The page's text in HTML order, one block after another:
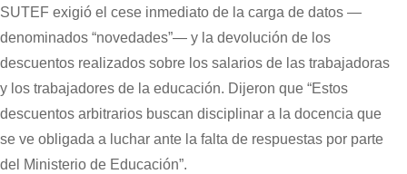
SUTEF exigió el cese inmediato de la carga de datos —
denominados “novedades”— y la devolución de los
descuentos realizados sobre los salarios de las trabajadoras
y los trabajadores de la educación. Dijeron que “Estos
descuentos arbitrarios buscan disciplinar a la docencia que
se ve obligada a luchar ante la falta de respuestas por parte
del Ministerio de Educación”.